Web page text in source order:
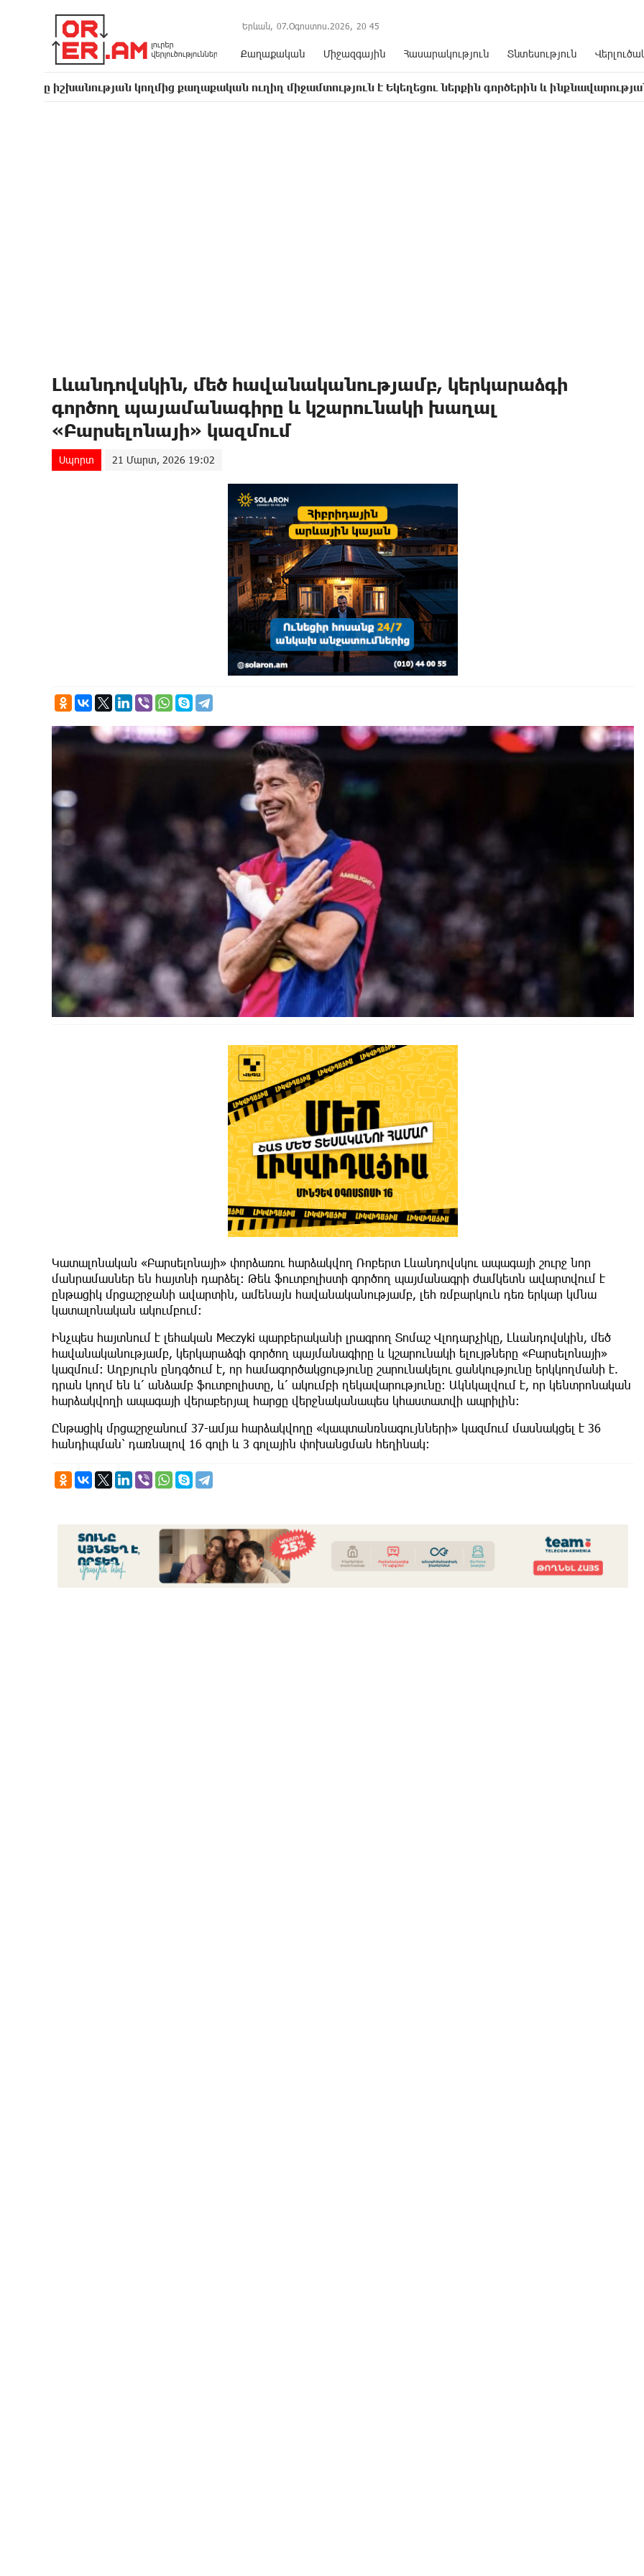
Երևան, 07.Օգոստոս.2026, 20 45
Քաղաքական Միջազգային Հասարակություն Տնտեսություն
կողմից քաղաքական ուղիղ միջամտություն է Եկեղեցու ներքին գործերին և ինքնավարությանը.
Լևանդովսկին, մեծ հավանականությամբ, կերկարաձգի
գործող պայամանագիրը և կշարունակի խաղալ
«Բարսելոնայի» կազմում
Սպորտ 21 Մարտ, 2026 19:02
Կատալոնական «Բարսելոնայի» փորձառու հարձակվող Ռոբերտ Լևանդովսկու ապագայի շուրջ նոր
մանրամասներ են հայտնի դարձել։ Թեև ֆուտբոլիստի գործող պայմանագրի ժամկետն ավարտվում է
ընթացիկ մրցաշրջանի ավարտին, ամենայն հավանականությամբ, լեհ ռմբարկուն դեռ երկար կմնա
կատալոնական ակումբում։
Ինչպես հայտնում է լեհական Meczyki պարբերականի լրագրող Տոմաշ Վլոդարչիկը, Լևանդովսկին, մեծ
հավանականությամբ, կերկարաձգի գործող պայմանագիրը և կշարունակի ելույթները «Բարսելոնայի»
կազմում։ Աղբյուրն ընդգծում է, որ համագործակցությունը շարունակելու ցանկությունը երկկողմանի է.
դրան կողմ են և՛ անձամբ ֆուտբոլիստը, և՛ ակումբի ղեկավարությունը։ Ակնկալվում է, որ կենտրոնական
հարձակվողի ապագայի վերաբերյալ հարցը վերջնականապես կհաստատվի ապրիլին։
Ընթացիկ մրցաշրջանում 37-ամյա հարձակվողը «կապտանռնագույնների» կազմում մասնակցել է 36
հանդիպման՝ դառնալով 16 գոլի և 3 գոլային փոխանցման հեղինակ։